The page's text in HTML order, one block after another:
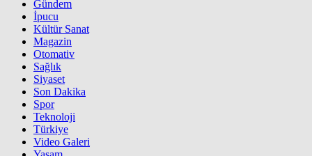
Gündem
İpucu
Kültür Sanat
Magazin
Otomativ
Sağlık
Siyaset
Son Dakika
Spor
Teknoloji
Türkiye
Video Galeri